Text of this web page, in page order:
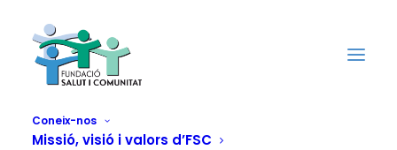
Coneix-nos
Missió, visió i valors d’FSC